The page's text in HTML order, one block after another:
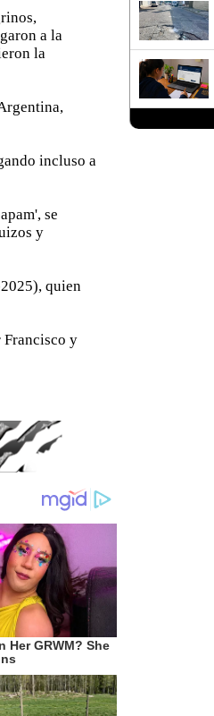
a la
la
incluso a
se
y
quien
Francisco y